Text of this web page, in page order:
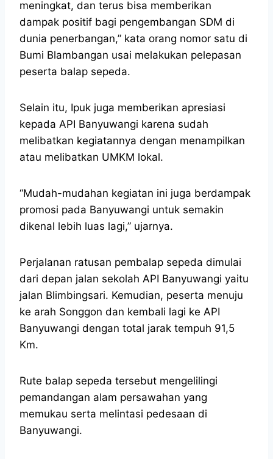
meningkat, dan terus bisa memberikan
dampak positif bagi pengembangan SDM di
dunia penerbangan,” kata orang nomor satu di
Bumi Blambangan usai melakukan pelepasan
peserta balap sepeda.
Selain itu, Ipuk juga memberikan apresiasi
kepada API Banyuwangi karena sudah
melibatkan kegiatannya dengan menampilkan
atau melibatkan UMKM lokal.
“Mudah-mudahan kegiatan ini juga berdampak
promosi pada Banyuwangi untuk semakin
dikenal lebih luas lagi,” ujarnya.
Perjalanan ratusan pembalap sepeda dimulai
dari depan jalan sekolah API Banyuwangi yaitu
jalan Blimbingsari. Kemudian, peserta menuju
ke arah Songgon dan kembali lagi ke API
Banyuwangi dengan total jarak tempuh 91,5
Km.
Rute balap sepeda tersebut mengelilingi
pemandangan alam persawahan yang
memukau serta melintasi pedesaan di
Banyuwangi.